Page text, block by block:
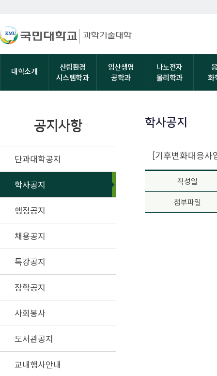
대학소개
산림환경
시스템학과
임산생명
공학과
나노전자
물리학과
화
공지사항
단과대학공지
학사공지
행정공지
채용공지
특강공지
장학공지
사회봉사
도서관공지
교내행사안내
학사공지
[기후변화대응
작성일
첨부파일